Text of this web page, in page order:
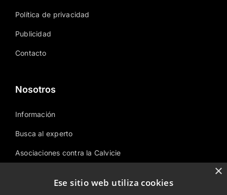
Política de privacidad
Publicidad
Contacto
Nosotros
Información
Busca al experto
Asociaciones contra la Calvicie
×
Ese sitio web utiliza cookies